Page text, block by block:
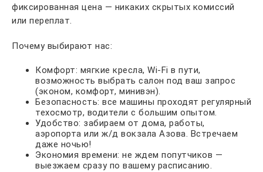
фиксированная цена — никаких скрытых комиссий
или переплат.
Почему выбирают нас:
Комфорт: мягкие кресла, Wi-Fi в пути,
возможность выбрать салон под ваш запрос
(эконом, комфорт, минивэн).
Безопасность: все машины проходят регулярный
техосмотр, водители с большим опытом.
Удобство: забираем от дома, работы,
аэропорта или ж/д вокзала Азова. Встречаем
даже ночью!
Экономия времени: не ждем попутчиков —
выезжаем сразу по вашему расписанию.